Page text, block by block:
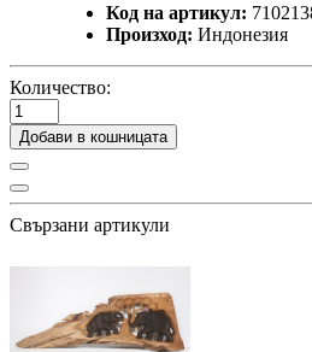
Код на артикул:
Произход: Индонезия
Количество:
Добави в кошницата
Свързани артикули